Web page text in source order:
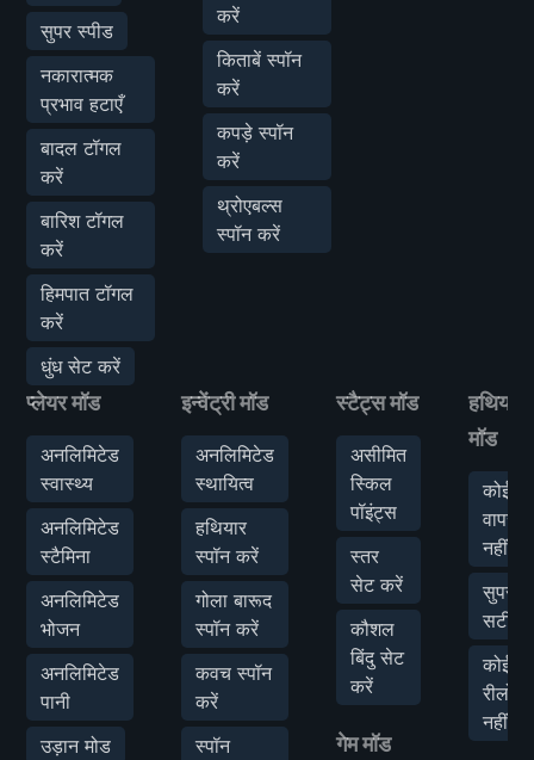
सुपर स्पीड
नकारात्मक
प्रभाव हटाएँ
बादल टॉगल
करें
बारिश टॉगल
करें
हिमपात टॉगल
करें
धुंध सेट करें
करें
किताबें स्पॉन
करें
कपड़े स्पॉन
करें
थ्रोएबल्स
स्पॉन करें
प्लेयर मॉड
अनलिमिटेड
स्वास्थ्य
अनलिमिटेड
स्टैमिना
अनलिमिटेड
भोजन
अनलिमिटेड
पानी
उड़ान मोड
इन्वेंट्री मॉड
अनलिमिटेड
स्थायित्व
हथियार
स्पॉन करें
गोला बारूद
स्पॉन करें
कवच स्पॉन
करें
स्पॉन
स्टैट्स मॉड
असीमित
स्किल
पॉइंट्स
स्तर
सेट करें
कौशल
बिंदु सेट
करें
गेम मॉड
हथियार
मॉड
कोई
वापसी
नहीं
सुपर
कोई
रीलोड
नहीं